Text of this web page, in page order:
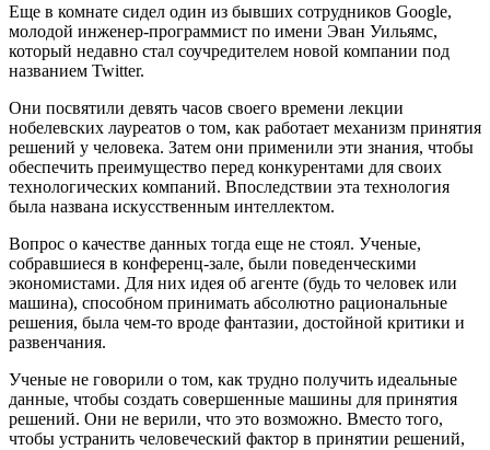
Еще в комнате сидел один из бывших сотрудников Google,
молодой инженер-программист по имени Эван Уильямс,
который недавно стал соучредителем новой компании под
названием Twitter.
Они посвятили девять часов своего времени лекции
нобелевских лауреатов о том, как работает механизм принятия
решений у человека. Затем они применили эти знания, чтобы
обеспечить преимущество перед конкурентами для своих
технологических компаний. Впоследствии эта технология
была названа искусственным интеллектом.
Вопрос о качестве данных тогда еще не стоял. Ученые,
собравшиеся в конференц-зале, были поведенческими
экономистами. Для них идея об агенте (будь то человек или
машина), способном принимать абсолютно рациональные
решения, была чем-то вроде фантазии, достойной критики и
развенчания.
Ученые не говорили о том, как трудно получить идеальные
данные, чтобы создать совершенные машины для принятия
решений. Они не верили, что это возможно. Вместо того,
чтобы устранить человеческий фактор в принятии решений,